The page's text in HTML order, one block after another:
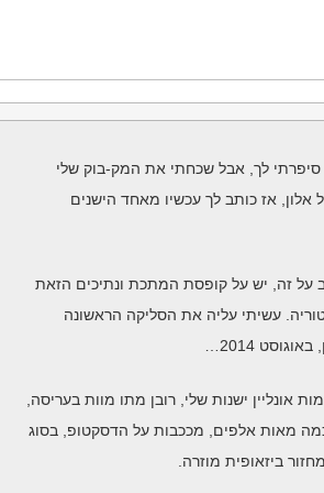
סיפרתי לך, אבל שכחתי את המק-בוק שלי
אלון, אז כותב לך עכשיו מאחד הישנים
על זה, יש על קופסת המתכת ונתיכים הזאת
עשיתי עליה את הסליקה הראשונה
2014…
אונליין ישנות שלי, רובן מתו מוות בעריסה,
כמה מאות אלפים, מככבות על הדסקטופ, בסוג
ביזאופית מוזרה.